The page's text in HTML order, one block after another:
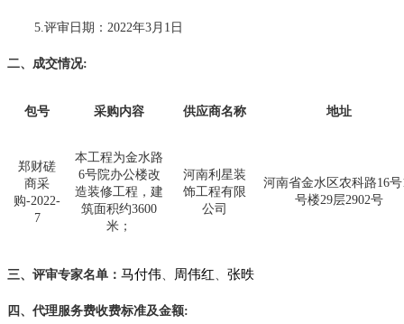
5.评审日期： 2022年3月 1 日
二、成交情况:
包号 采购内容 供应商名称 地址
郑财磋
商采
购-2022-
7
本工程为金水路
6号院办公楼改
造装修工程，建
筑面积约3600
米；
河南利星装
饰工程有限
公司
河南省金水区农科路16号
号楼29层2902号
三、评审专家名单： 马付伟、 周伟红、 张昳
四、代理服务费收费标准及金额: